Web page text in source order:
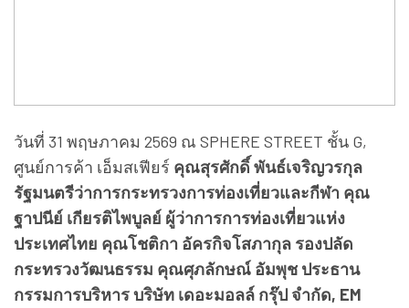
วันที่ 31 พฤษภาคม 2569 ณ SPHERE STREET ชั้น G,
ศูนย์การค้า เอ็มสเฟียร์ คุณสุรศักดิ์ พันธ์เจริญวรกุล
รัฐมนตรีว่าการกระทรวงการท่องเที่ยวและกีฬา คุณ
ฐาปนีย์ เกียรติไพบูลย์ ผู้ว่าการการท่องเที่ยวแห่ง
ประเทศไทย คุณโชติกา อัครกิจโสภากุล รองปลัด
กระทรวงวัฒนธรรม คุณศุภลักษณ์ อัมพุช ประธาน
กรรมการบริหาร บริษัท เดอะมอลล์ กรุ๊ป จำกัด, EM